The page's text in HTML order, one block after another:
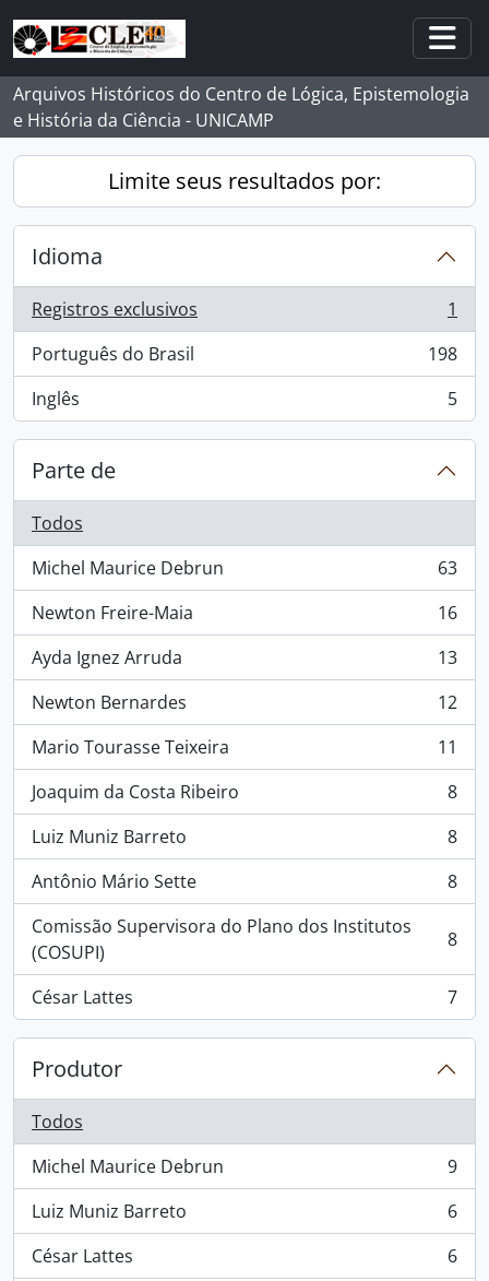
Skip to main content
Arquivos Históricos do Centro de Lógica, Epistemologia
e História da Ciência - UNICAMP
Limite seus resultados por:
Idioma
Registros exclusivos
, 1 resultados
1
Português do Brasil
, 198 resultados
198
Inglês
, 5 resultados 5
Parte de
Todos
Michel Maurice Debrun
, 63 resultados
63
Newton Freire-Maia
, 16 resultados
16
Ayda Ignez Arruda
, 13 resultados
13
Newton Bernardes
, 12 resultados
12
Mario Tourasse Teixeira
, 11 resultados
11
Joaquim da Costa Ribeiro
, 8 resultados
8
Luiz Muniz Barreto
, 8 resultados
8
Antônio Mário Sette
, 8 resultados
8
Comissão Supervisora do Plano dos Institutos
(COSUPI)
, 8 resultados 8
César Lattes
, 7 resultados 7
Produtor
Todos
Michel Maurice Debrun
, 9 resultados
9
Luiz Muniz Barreto
, 6 resultados
6
César Lattes
, 6 resultados
6